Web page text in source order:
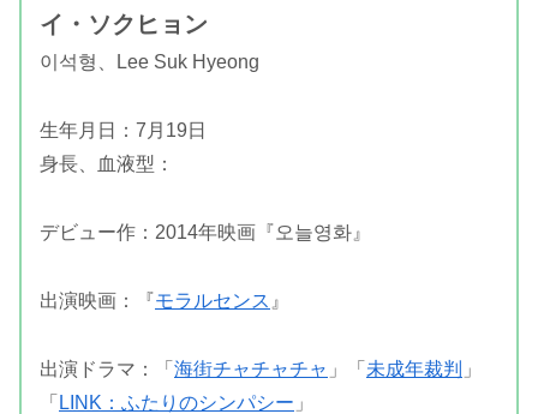
イ・ソクヒョン
이석형、Lee Suk Hyeong
生年月日：7月19日
身長、血液型：
デビュー作：2014年映画『오늘영화』
出演映画：『モラルセンス 』
出演ドラマ：「 海街チャチャチャ 」「 未成年裁判 」
「 LINK：ふたりのシンパシー 」